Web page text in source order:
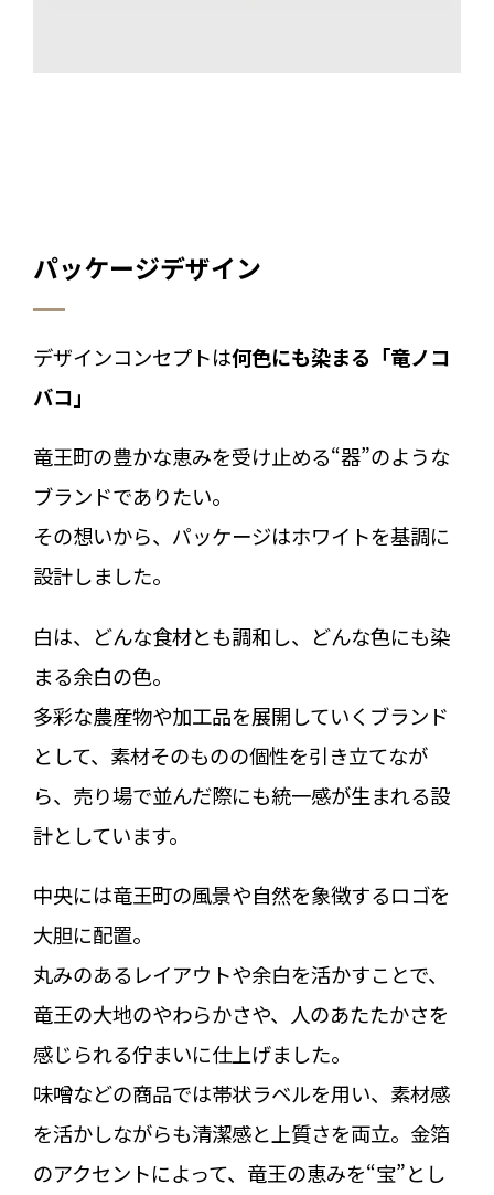
パッケージデザイン
デザインコンセプトは何色にも染まる「竜ノコ
バコ」
竜王町の豊かな恵みを受け止める“器”のような
ブランドでありたい。
その想いから、パッケージはホワイトを基調に
設計しました。
白は、どんな食材とも調和し、どんな色にも染
まる余白の色。
多彩な農産物や加工品を展開していくブランド
として、素材そのものの個性を引き立てなが
ら、売り場で並んだ際にも統一感が生まれる設
計としています。
中央には竜王町の風景や自然を象徴するロゴを
大胆に配置。
丸みのあるレイアウトや余白を活かすことで、
竜王の大地のやわらかさや、人のあたたかさを
感じられる佇まいに仕上げました。
味噌などの商品では帯状ラベルを用い、素材感
を活かしながらも清潔感と上質さを両立。金箔
のアクセントによって、竜王の恵みを“宝”とし